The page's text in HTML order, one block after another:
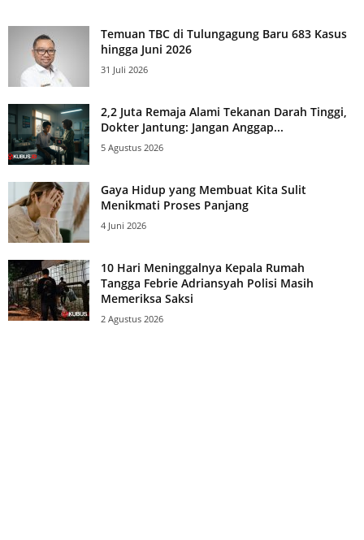
Temuan TBC di Tulungagung Baru 683 Kasus
hingga Juni 2026
31 Juli 2026
2,2 Juta Remaja Alami Tekanan Darah Tinggi,
Dokter Jantung: Jangan Anggap...
5 Agustus 2026
Gaya Hidup yang Membuat Kita Sulit
Menikmati Proses Panjang
4 Juni 2026
10 Hari Meninggalnya Kepala Rumah
Tangga Febrie Adriansyah Polisi Masih
Memeriksa Saksi
2 Agustus 2026